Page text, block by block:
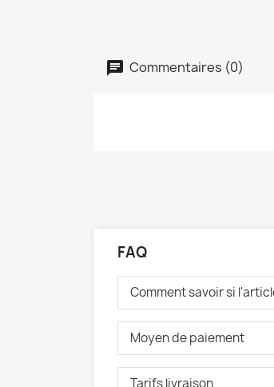
Commentaires (0)
FAQ
Comment savoir si
Moyen de paiement
Tarifs livraison